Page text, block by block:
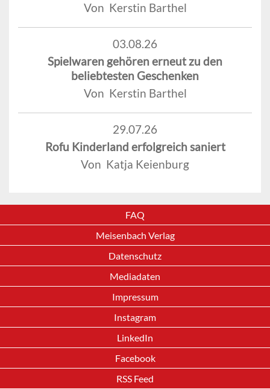
Von Kerstin Barthel
03.08.26
Spielwaren gehören erneut zu den
beliebtesten Geschenken
Von Kerstin Barthel
29.07.26
Rofu Kinderland erfolgreich saniert
Von Katja Keienburg
FAQ
Meisenbach Verlag
Datenschutz
Mediadaten
Impressum
Instagram
LinkedIn
Facebook
RSS Feed